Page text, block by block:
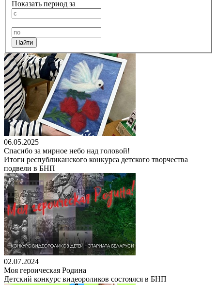
Показать период за
06.05.2025
Спасибо за мирное небо над головой!
Итоги республиканского конкурса детского творчества
подвели в БНП
02.07.2024
Моя героическая Родина
Детский конкурс видеороликов состоялся в БНП